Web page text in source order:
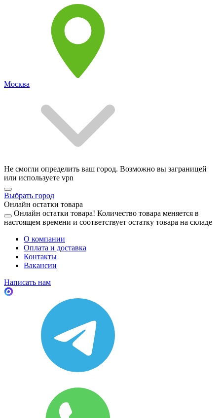
Москва
Не смогли определить ваш город. Возможно вы заграницей
или используете vpn
Выбрать город
Онлайн остатки товара
Онлайн остатки товара! Количество товара меняется в
настоящем времени и соответствует остатку товара на складе
О компании
Оплата и доставка
Контакты
Вакансии
Написать нам